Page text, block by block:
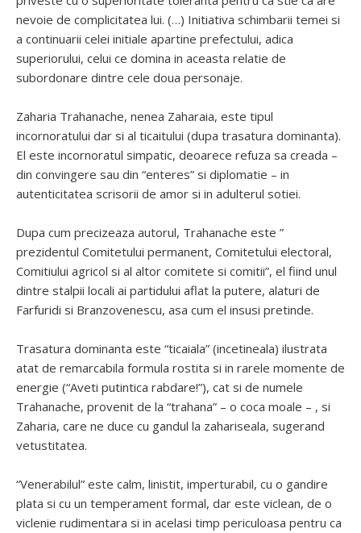
nevoie de complicitatea lui. (…) Initiativa schimbarii temei si
a continuarii celei initiale apartine prefectului, adica
superiorului, celui ce domina in aceasta relatie de
subordonare dintre cele doua personaje.
Zaharia Trahanache, nenea Zaharaia, este tipul
incornoratului dar si al ticaitului (dupa trasatura dominanta).
El este incornoratul simpatic, deoarece refuza sa creada –
din convingere sau din “enteres” si diplomatie – in
autenticitatea scrisorii de amor si in adulterul sotiei.
Dupa cum precizeaza autorul, Trahanache este ”
prezidentul Comitetului permanent, Comitetului electoral,
Comitiului agricol si al altor comitete si comitii”, el fiind unul
dintre stalpii locali ai partidului aflat la putere, alaturi de
Farfuridi si Branzovenescu, asa cum el insusi pretinde.
Trasatura dominanta este “ticaiala” (incetineala) ilustrata
atat de remarcabila formula rostita si in rarele momente de
energie (“Aveti putintica rabdare!”), cat si de numele
Trahanache, provenit de la “trahana” – o coca moale – , si
Zaharia, care ne duce cu gandul la zahariseala, sugerand
vetustitatea.
“Venerabilul” este calm, linistit, imperturabil, cu o gandire
plata si cu un temperament formal, dar este viclean, de o
viclenie rudimentara si in acelasi timp periculoasa pentru ca